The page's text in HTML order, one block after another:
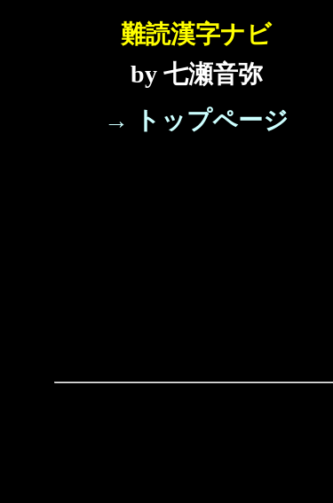
難読漢字ナビ
by 七瀬音弥
→ トップページ